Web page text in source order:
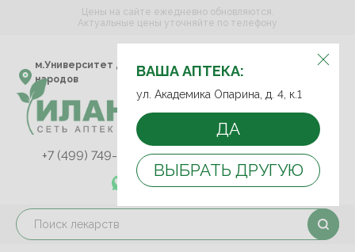
ВЫБЕРИТЕ АПТЕКУ:
м.Университет дружбы
народов
ул. Академика Опарина,
д. 4, к.1
ВАША АПТЕКА:
ул. Академика Опарина, д. 4, к.1
ДА
ВЫБРАТЬ ДРУГУЮ
Цены на сайте ежедневно обновляются.
Актуальные цены уточняйте по телефону
+7 (499) 749-75-92
+7 (499) 749-74-89
+7 (989) 579-78-73